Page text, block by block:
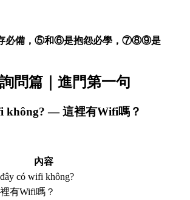
必備，⑤和⑥是抱怨必學，⑦⑧⑨是
問篇｜進門第一句
không? — 這裡有Wifi嗎？
內容
có wifi không?
有Wifi嗎？